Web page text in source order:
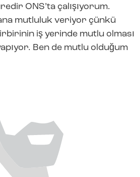
ONS’ta çalışıyorum.
mutluluk veriyor çünkü
iş yerinde mutlu olması
Ben de mutlu olduğum